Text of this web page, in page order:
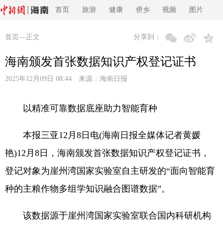
首页 旅游 健康 侨乡 视频 图片
首页 —正文 分享到：
海南颁发首张数据知识产权登记证书
2025年12月09日 08:44 来源： 海南日报
以精准可靠数据底座助力智能育种
本报三亚12月8日电(海南日报全媒体记者黄媛
艳)12月8日，海南颁发首张数据知识产权登记证书，
登记对象为崖州湾国家实验室自主研发的“面向智能育
种的主粮作物多组学知识融合图谱数据”。
该数据源于崖州湾国家实验室联合国内科研机构